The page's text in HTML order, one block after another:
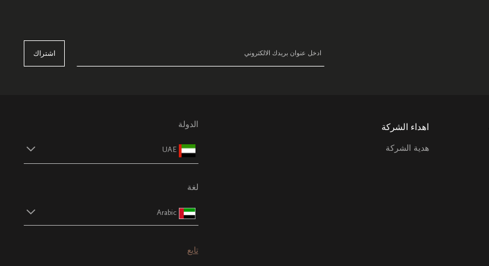
اشتراك
اهداء الشركة
هدية الشركة
الدولة
UAE
لغة
Arabic
تابع